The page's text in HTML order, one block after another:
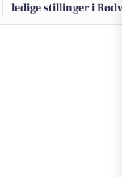
ledige stillinger i